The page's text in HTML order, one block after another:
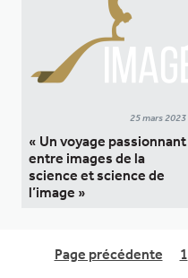
25 mars 2023
« Un voyage passionnant
entre images de la
science et science de
l’image »
Page précédente 1